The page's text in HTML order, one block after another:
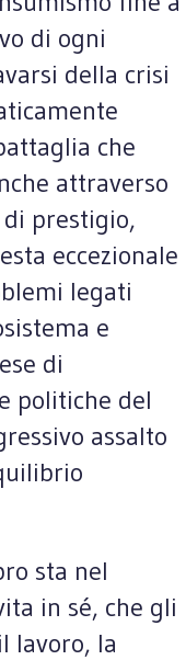
di ogni
della crisi
che
attraverso
prestigio,
eccezionale
legati
e
di
politiche del
assalto
sta nel
in sé, che gli
lavoro, la